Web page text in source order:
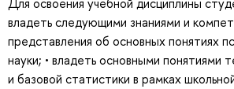
владеть следующими знаниями и
представления об основных понятиях
науки; • владеть основными понятиями
и базовой статистики в рамках